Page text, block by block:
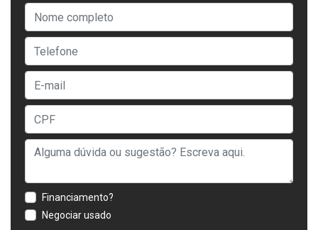
Financiamento?
Negociar usado